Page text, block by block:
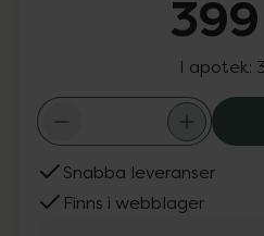
I apotek:
Snabba leveranser
Finns i webblager